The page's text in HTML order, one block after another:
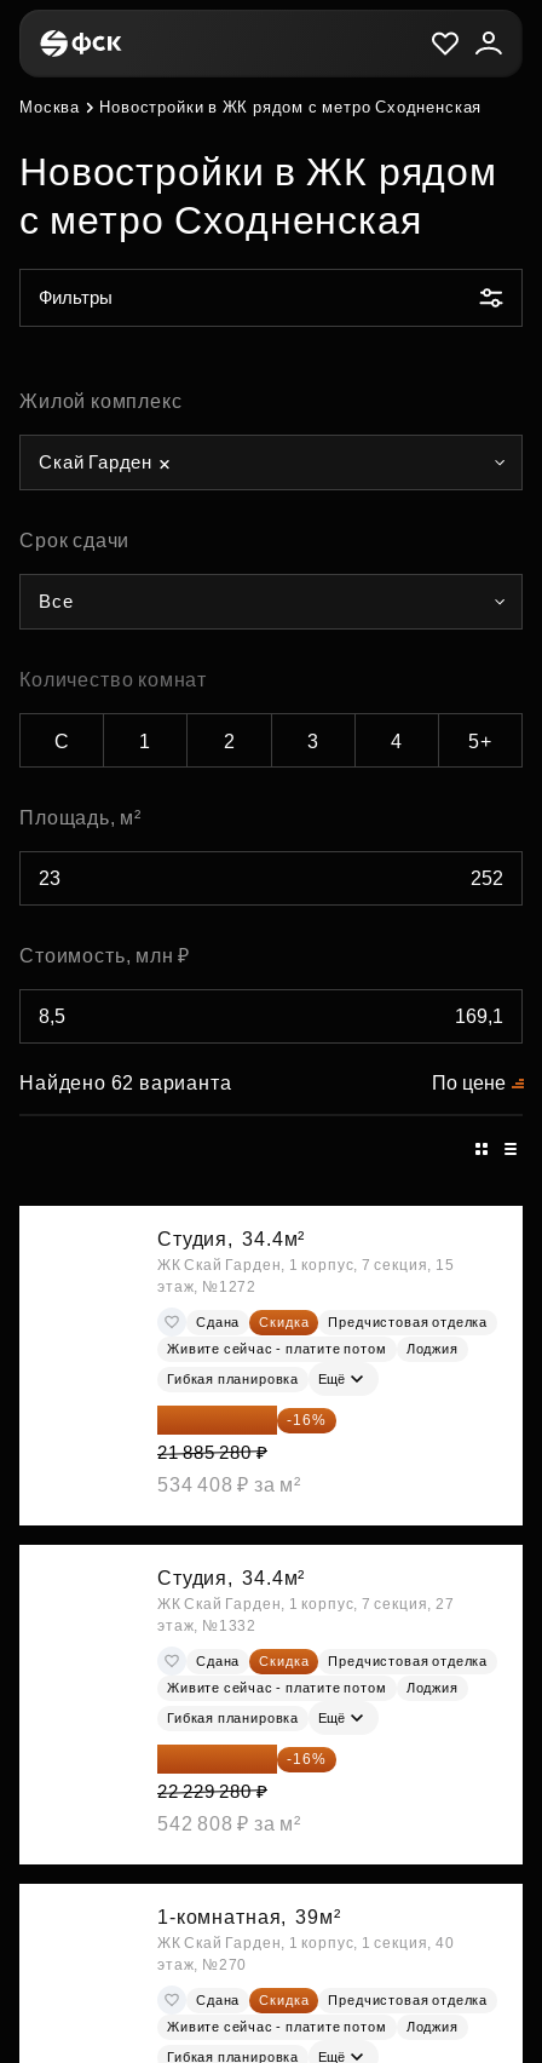
Москва Новостройки в ЖК рядом с метро Сходненская
Новостройки в ЖК рядом
с метро Сходненская
Фильтры
Жилой комплекс
Скай Гарден
Срок сдачи
Все
Количество комнат
С 1 2 3 4 5+
Площадь, м²
Стоимость, млн ₽
Найдено 62 варианта По цене
Студия, 34.4м²
ЖК Скай Гарден, 1 корпус, 7 секция, 15
этаж, №1272
Сдана Скидка
Предчистовая отделка
Живите сейчас - платите потом
Лоджия
Гибкая планировка Ещё
18 383 635 ₽ -16%
21 885 280 ₽
534 408 ₽ за м²
Студия, 34.4м²
ЖК Скай Гарден, 1 корпус, 7 секция, 27
этаж, №1332
Сдана Скидка
Предчистовая отделка
Живите сейчас - платите потом
Лоджия
Гибкая планировка Ещё
18 672 595 ₽ -16%
22 229 280 ₽
542 808 ₽ за м²
1-комнатная, 39м²
ЖК Скай Гарден, 1 корпус, 1 секция, 40
этаж, №270
Сдана Скидка
Предчистовая отделка
Живите сейчас - платите потом
Лоджия
Гибкая планировка Ещё